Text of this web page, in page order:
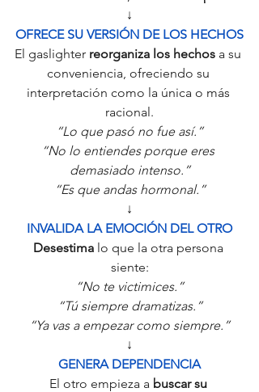
↓
OFRECE SU VERSIÓN DE LOS HECHOS
El gaslighter reorganiza los hechos a su
conveniencia, ofreciendo su
interpretación como la única o más
racional.
“Lo que pasó no fue así.”
“No lo entiendes porque eres
demasiado intenso.”
“Es que andas hormonal.”
↓
INVALIDA LA EMOCIÓN DEL OTRO
Desestima lo que la otra persona
siente:
“No te victimices.”
“Tú siempre dramatizas.”
“Ya vas a empezar como siempre.”
↓
GENERA DEPENDENCIA
El otro empieza a buscar su